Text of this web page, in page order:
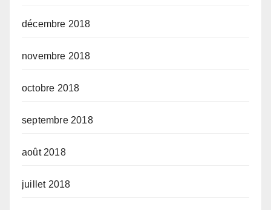
décembre 2018
novembre 2018
octobre 2018
septembre 2018
août 2018
juillet 2018